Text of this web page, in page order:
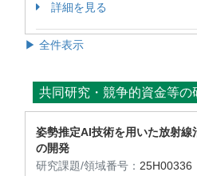
詳細を見る
▶ 全件表示
共同研究・競争的資金等の
姿勢推定AI技術を用いた放射線
の開発
研究課題/領域番号： 25H00336